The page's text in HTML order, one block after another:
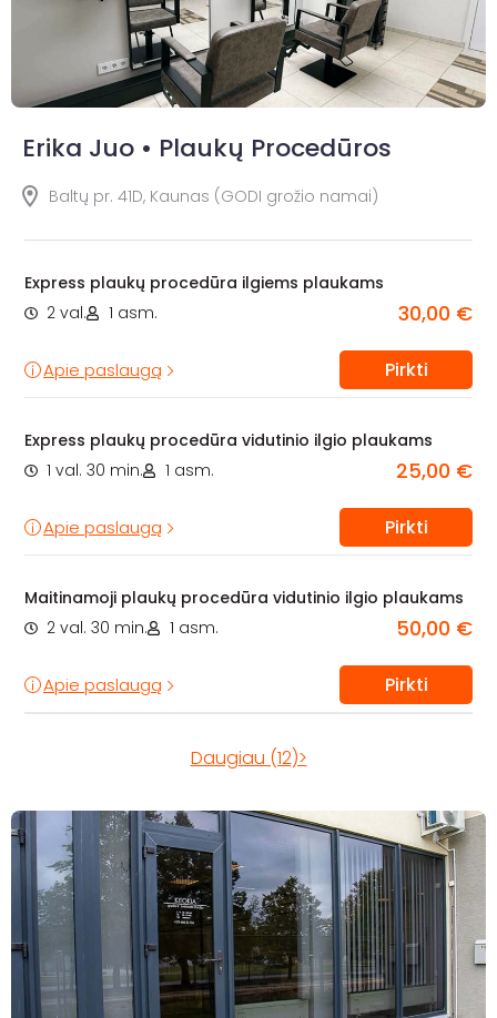
Erika Juo • Plaukų Procedūros
Baltų pr. 41D, Kaunas (GODI grožio namai)
Express plaukų procedūra ilgiems plaukams
2 val.
1 asm. 30,00 €
Apie paslaugą Pirkti
Express plaukų procedūra vidutinio ilgio plaukams
1 val. 30 min.
1 asm. 25,00 €
Apie paslaugą Pirkti
Maitinamoji plaukų procedūra vidutinio ilgio plaukams
2 val. 30 min.
1 asm. 50,00 €
Apie paslaugą Pirkti
Daugiau (12)>